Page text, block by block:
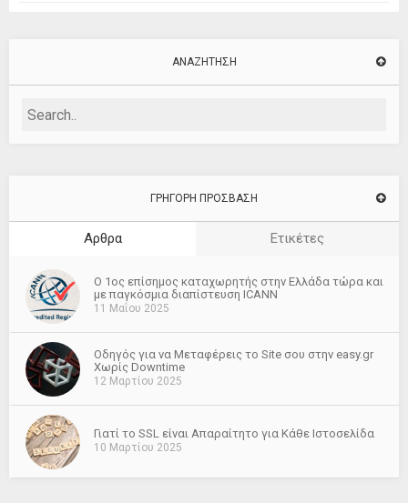
ΑΝΑΖΉΤΗΣΗ
ΓΡΗΓΟΡΗ ΠΡΟΣΒΑΣΗ
Αρθρα Ετικέτες
O 1ος επίσημος καταχωρητής στην Ελλάδα τώρα και
με παγκόσμια διαπίστευση ICANN
11 Μαΐου 2025
Οδηγός για να Μεταφέρεις το Site σου στην easy.gr
Χωρίς Downtime
12 Μαρτίου 2025
Γιατί το SSL είναι Απαραίτητο για Κάθε Ιστοσελίδα
10 Μαρτίου 2025